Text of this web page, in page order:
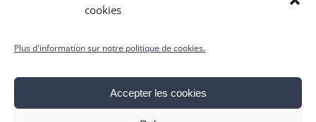
cookies
Plus d'information sur notre politique de cookies.
Accepter les cookies